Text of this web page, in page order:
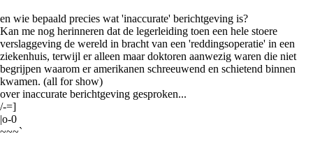
en wie bepaald precies wat 'inaccurate' berichtgeving is?
Kan me nog herinneren dat de legerleiding toen een hele stoere
verslaggeving de wereld in bracht van een 'reddingsoperatie' in een
ziekenhuis, terwijl er alleen maar doktoren aanwezig waren die niet
begrijpen waarom er amerikanen schreeuwend en schietend binnen
kwamen. (all for show)
over inaccurate berichtgeving gesproken...
/-=]
|o-0
~~~`